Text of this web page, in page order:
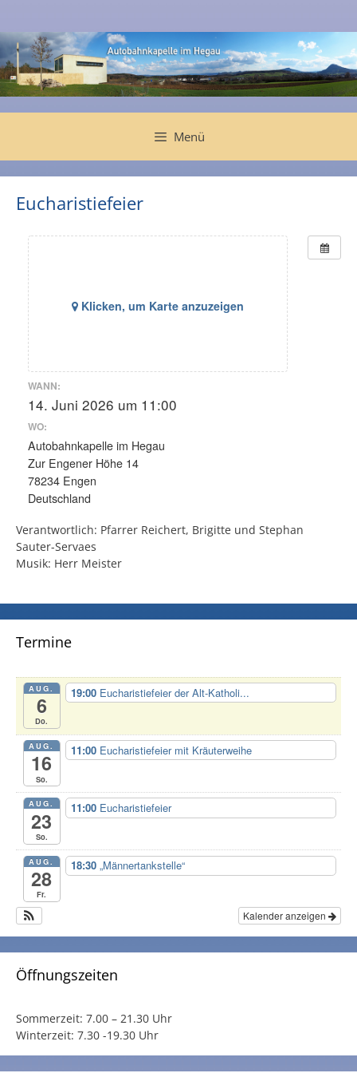
springen
Menü
Eucharistiefeier
Klicken, um Karte anzuzeigen
WANN:
14. Juni 2026 um 11:00
WO:
Autobahnkapelle im Hegau
Zur Engener Höhe 14
78234 Engen
Deutschland
Verantwortlich: Pfarrer Reichert, Brigitte und Stephan
Sauter-Servaes
Musik: Herr Meister
Termine
AUG.
6
Do.
19:00 Eucharistiefeier der Alt-Katholi...
AUG.
16
So.
11:00 Eucharistiefeier mit Kräuterweihe
AUG.
23
So.
11:00 Eucharistiefeier
AUG.
28
Fr.
18:30 „Männertankstelle“
Kalender anzeigen
Öffnungszeiten
Sommerzeit: 7.00 – 21.30 Uhr
Winterzeit: 7.30 -19.30 Uhr